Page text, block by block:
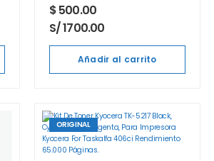
$500.00
S/ 1700.00
Añadir al carrito
ORIGINAL